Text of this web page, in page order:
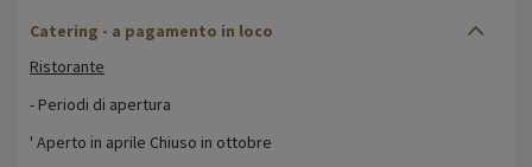
Catering - a pagamento in loco
Ristorante
- Periodi di apertura
' Aperto in aprile Chiuso in ottobre